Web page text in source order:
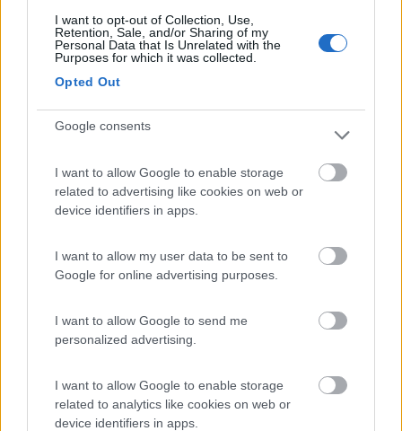
I want to opt-out of Collection, Use,
Retention, Sale, and/or Sharing of my
Personal Data that Is Unrelated with the
Purposes for which it was collected.
Opted Out
Google consents
I want to allow Google to enable storage
related to advertising like cookies on web or
device identifiers in apps.
I want to allow my user data to be sent to
Google for online advertising purposes.
I want to allow Google to send me
personalized advertising.
I want to allow Google to enable storage
related to analytics like cookies on web or
device identifiers in apps.
Tutte le notizie relative a:
Bonometti
Prev
Video CamperOnTest: Adria Sonic
Supreme 700 DL
Commenti
Loginpercommentare.